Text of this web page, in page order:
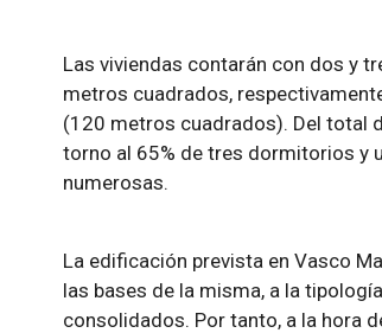
Las viviendas contarán con dos y
metros cuadrados,
(120 metros cuadrados). Del total
torno al 65% de tres dormitorios y
numerosas.
La edificación prevista en Vasco
las bases de la misma, a la
consolidados. Por tanto, a la hora